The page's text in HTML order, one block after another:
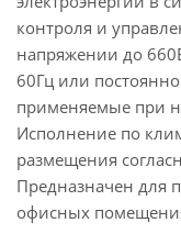
контроля и
напряжении до
60Гц или
применяемые при
Исполнение по
размещения
Предназначен для
офисных